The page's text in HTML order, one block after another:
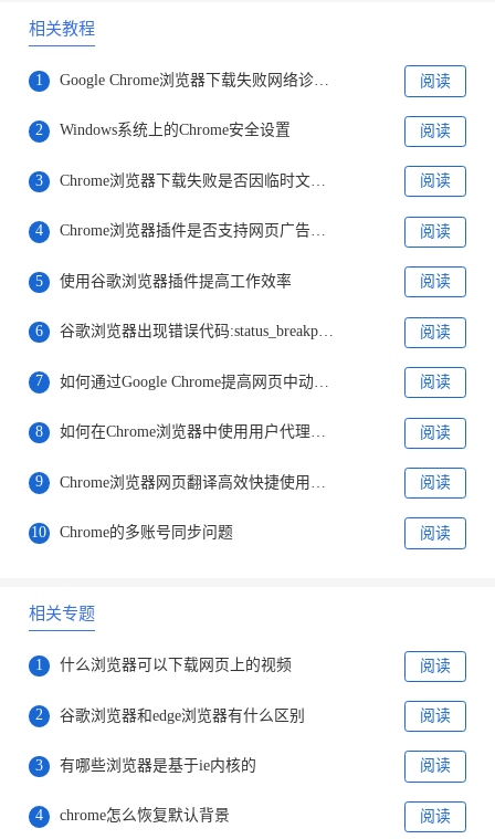
相关教程
1 Google Chrome浏览器下载失败网络诊断技巧 阅读
2 Windows系统上的Chrome安全设置 阅读
3 Chrome浏览器下载失败是否因临时文件夹权限错误 阅读
4 Chrome浏览器插件是否支持网页广告智能屏蔽 阅读
5 使用谷歌浏览器插件提高工作效率 阅读
6 谷歌浏览器出现错误代码:status_breakpoint修复技巧 阅读
7 阅读
8 如何在Chrome浏览器中使用用户代理切换 阅读
9 阅读
10 Chrome的多账号同步问题 阅读
相关专题
1 什么浏览器可以下载网页上的视频 阅读
2 谷歌浏览器和edge浏览器有什么区别 阅读
3 有哪些浏览器是基于ie内核的 阅读
4 chrome怎么恢复默认背景 阅读